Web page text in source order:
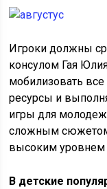
Игроки должны
консулом Гая
мобилизовать
ресурсы и
игры для
сложным
высоким уровнем
В детские